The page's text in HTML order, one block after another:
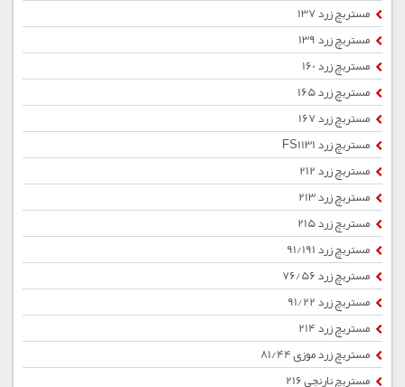
مستربچ زرد 137
مستربچ زرد 139
مستربچ زرد 160
مستربچ زرد 165
مستربچ زرد 167
مستربچ زرد FS1131
مستربچ زرد 212
مستربچ زرد 213
مستربچ زرد 215
مستربچ زرد 91/191
مستربچ زرد 76/56
مستربچ زرد 91/22
مستربچ زرد 214
مستربچ زرد موزی 81/44
مستربچ نارنجی 216